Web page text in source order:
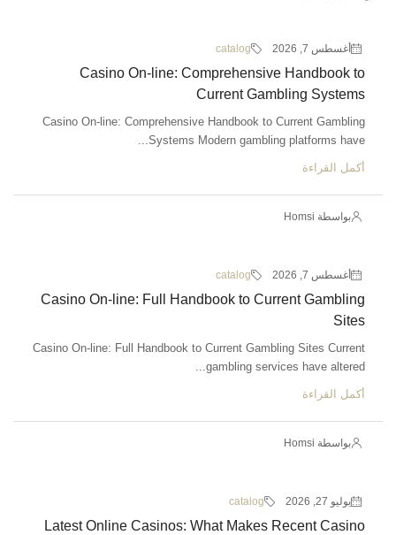
أغسطس 7, 2026 catalog
Casino On-line: Comprehensive Handbook to
Current Gambling Systems
Casino On-line: Comprehensive Handbook to Current Gambling
Systems Modern gambling platforms have...
أكمل القراءة
بواسطة Homsi
أغسطس 7, 2026 catalog
Casino On-line: Full Handbook to Current Gambling
Sites
Casino On-line: Full Handbook to Current Gambling Sites Current
gambling services have altered...
أكمل القراءة
بواسطة Homsi
يوليو 27, 2026 catalog
Latest Online Casinos: What Makes Recent Casino